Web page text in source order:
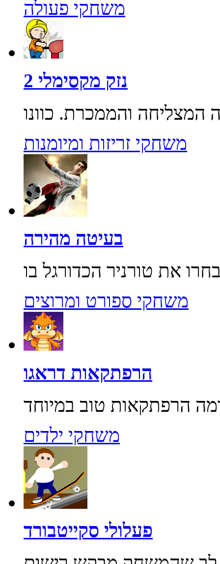
משחקי פעולה
נזק מקסימלי 2
משחקי זריזות ומיומנות
בעיטה מהירה
משחקי ספורט ומרוצים
הרפתקאות דראגו
משחקי ילדים
פעלולי סקייטבורד